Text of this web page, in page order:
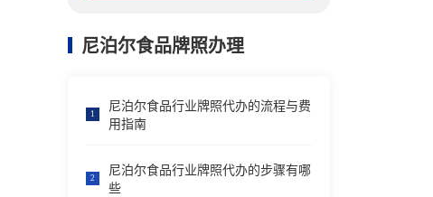
尼泊尔食品牌照办理
1
尼泊尔食品行业牌照代办的流程与费
用指南
2
尼泊尔食品行业牌照代办的步骤有哪
些